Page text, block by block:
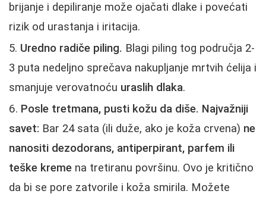
brijanje i depiliranje može ojačati dlake i povećati
rizik od urastanja i iritacija.
Uredno radiče piling. Blagi piling tog područja 2-
3 puta nedeljno sprečava nakupljanje mrtvih ćelija i
smanjuje verovatnoću uraslih dlaka.
Posle tretmana, pusti kožu da diše. Najvažniji
savet: Bar 24 sata (ili duže, ako je koža crvena) ne
nanositi dezodorans, antiperpirant, parfem ili
teške kreme na tretiranu površinu. Ovo je kritično
da bi se pore zatvorile i koža smirila. Možete